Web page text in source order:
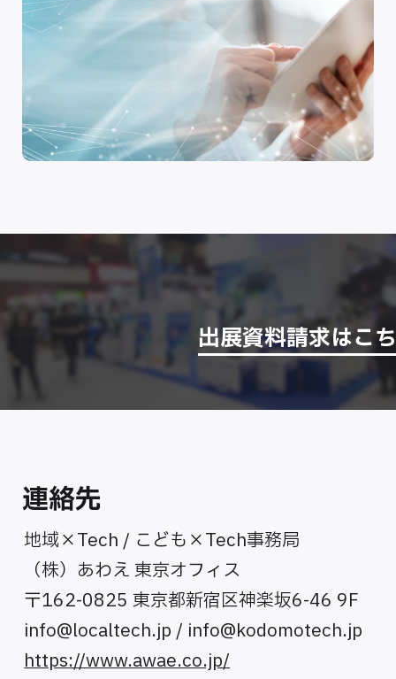
出展資料請求はこ
連絡先
地域×Tech / こども×Tech事務局
（株）あわえ 東京オフィス
〒162-0825 東京都新宿区神楽坂6-46 9F
info@localtech.jp / info@kodomotech.jp
https://www.awae.co.jp/